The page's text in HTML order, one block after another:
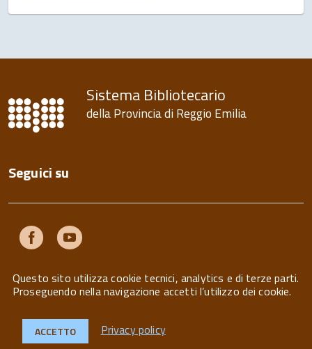
Questo sito utilizza cookie tecnici, analytics e di terze parti.
Proseguendo nella navigazione accetti l’utilizzo dei cookie.
ACCETTO Privacy policy
Sistema Bibliotecario
della Provincia di Reggio Emilia
Seguici su
Facebook
Privacy Note legali Contatti